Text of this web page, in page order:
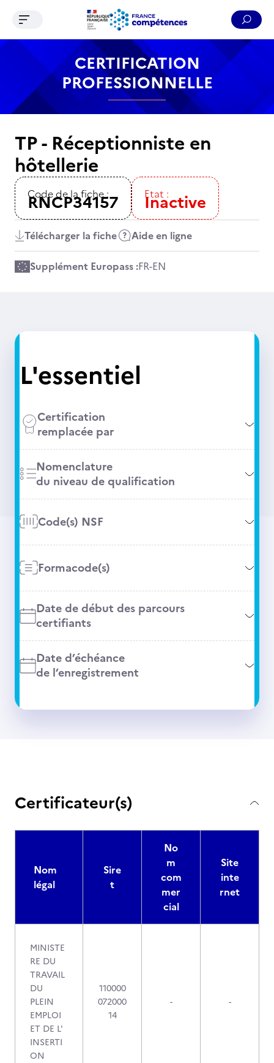
Contenu Recherche Menu Pied de page
Ouvrir le menu de navigation
CERTIFICATION
PROFESSIONNELLE
TP - Réceptionniste en
hôtellerie
Code de la fiche :
RNCP34157 Etat :
Inactive
Télécharger la fiche Aide en ligne
Supplément Europass :FR-EN
L'essentiel
Certification
remplacée par
Nomenclature
du niveau de qualification
Code(s) NSF
Formacode(s)
Date de début des parcours
certifiants
Date d’échéance
de l’enregistrement
Certificateur(s)
Nom
légal
Sire
t
No
m
com
mer
cial
Site
inte
rnet
MINISTE
RE DU
TRAVAIL
DU
PLEIN
EMPLOI
ET DE L'
INSERTI
ON
110000
072000
14
- -